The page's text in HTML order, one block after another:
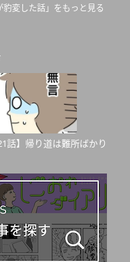
豹変した話」をもっと見る
21話】帰り道は難所ばかり